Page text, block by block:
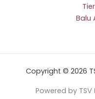
Balu
Copyright © 2026
Powered by TSV